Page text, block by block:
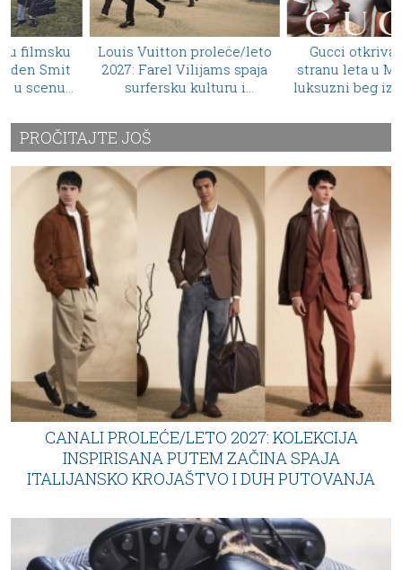
Louis Vuitton proleće/leto
2027: Farel Vilijams spaja
surfersku kulturu i
Gucci otkriva najlepšu
stranu leta u Monte Karlu:
luksuzni beg između mora,
glamura
PROČITAJTE JOŠ
CANALI PROLEĆE/LETO 2027: KOLEKCIJA
INSPIRISANA PUTEM ZAČINA SPAJA
ITALIJANSKO KROJAŠTVO I DUH PUTOVANJA